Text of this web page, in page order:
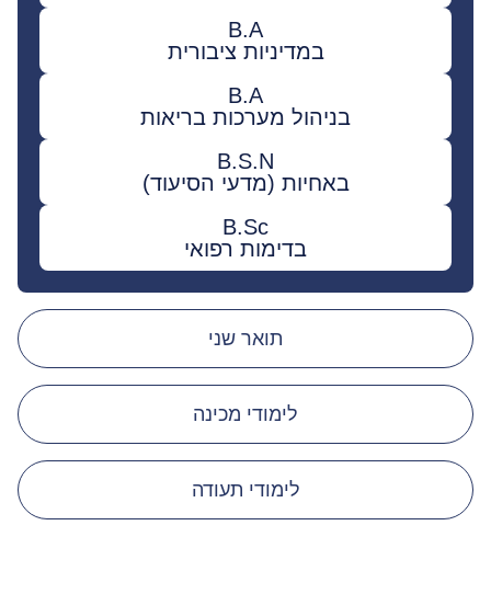
B.A
במדיניות ציבורית
B.A
בניהול מערכות בריאות
B.S.N
באחיות (מדעי הסיעוד)
B.Sc
בדימות רפואי
תואר שני
לימודי מכינה
לימודי תעודה